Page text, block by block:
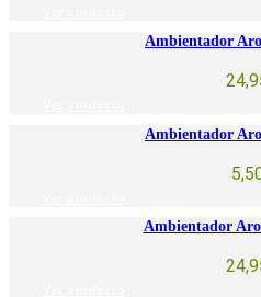
Ambientador
Ambientador
Ambientador